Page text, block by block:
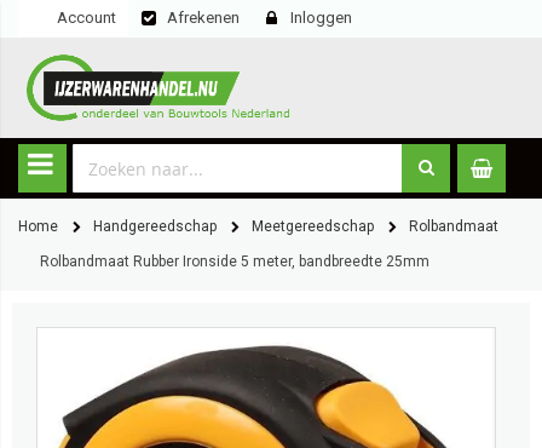
Account Afrekenen Inloggen
Home Handgereedschap Meetgereedschap Rolbandmaat
Rolbandmaat Rubber Ironside 5 meter, bandbreedte 25mm